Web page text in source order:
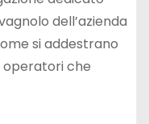
dell’azienda
si addestrano
operatori che